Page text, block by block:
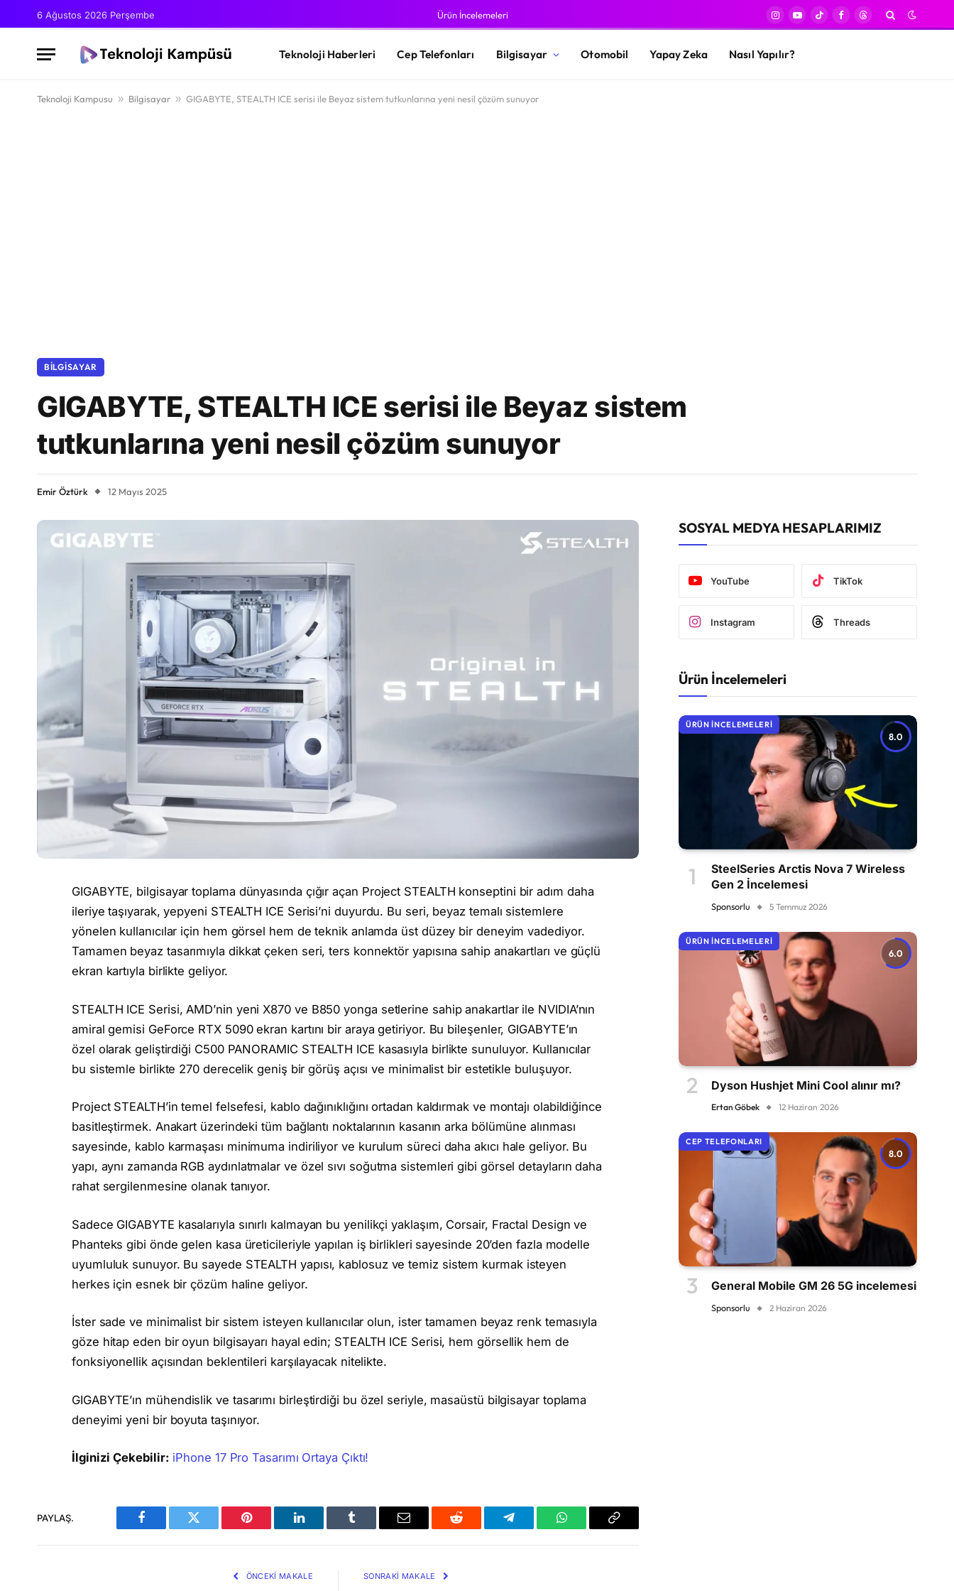
6 Ağustos 2026 Perşembe Ürün İncelemeleri
Instagram
YouTube
TikTokFacebook
Threads
Teknoloji Haberleri Cep Telefonları Bilgisayar Otomobil Yapay Zeka Nasıl Yapılır?
Teknoloji Kampusu » Bilgisayar » GIGABYTE, STEALTH ICE serisi ile Beyaz sistem tutkunlarına yeni nesil çözüm sunuyor
BILGISAYAR
GIGABYTE, STEALTH ICE serisi ile Beyaz sistem
tutkunlarına yeni nesil çözüm sunuyor
Emir Öztürk 12 Mayıs 2025
GIGABYTE, bilgisayar toplama dünyasında çığır açan Project STEALTH konseptini bir adım daha
ileriye taşıyarak, yepyeni STEALTH ICE Serisi’ni duyurdu. Bu seri, beyaz temalı sistemlere
yönelen kullanıcılar için hem görsel hem de teknik anlamda üst düzey bir deneyim vadediyor.
Tamamen beyaz tasarımıyla dikkat çeken seri, ters konnektör yapısına sahip anakartları ve güçlü
ekran kartıyla birlikte geliyor.
STEALTH ICE Serisi, AMD’nin yeni X870 ve B850 yonga setlerine sahip anakartlar ile NVIDIA’nın
amiral gemisi GeForce RTX 5090 ekran kartını bir araya getiriyor. Bu bileşenler, GIGABYTE’ın
özel olarak geliştirdiği C500 PANORAMIC STEALTH ICE kasasıyla birlikte sunuluyor. Kullanıcılar
bu sistemle birlikte 270 derecelik geniş bir görüş açısı ve minimalist bir estetikle buluşuyor.
Project STEALTH’in temel felsefesi, kablo dağınıklığını ortadan kaldırmak ve montajı olabildiğince
basitleştirmek. Anakart üzerindeki tüm bağlantı noktalarının kasanın arka bölümüne alınması
sayesinde, kablo karmaşası minimuma indiriliyor ve kurulum süreci daha akıcı hale geliyor. Bu
yapı, aynı zamanda RGB aydınlatmalar ve özel sıvı soğutma sistemleri gibi görsel detayların daha
rahat sergilenmesine olanak tanıyor.
Sadece GIGABYTE kasalarıyla sınırlı kalmayan bu yenilikçi yaklaşım, Corsair, Fractal Design ve
Phanteks gibi önde gelen kasa üreticileriyle yapılan iş birlikleri sayesinde 20’den fazla modelle
uyumluluk sunuyor. Bu sayede STEALTH yapısı, kablosuz ve temiz sistem kurmak isteyen
herkes için esnek bir çözüm haline geliyor.
İster sade ve minimalist bir sistem isteyen kullanıcılar olun, ister tamamen beyaz renk temasıyla
göze hitap eden bir oyun bilgisayarı hayal edin; STEALTH ICE Serisi, hem görsellik hem de
fonksiyonellik açısından beklentileri karşılayacak nitelikte.
GIGABYTE’ın mühendislik ve tasarımı birleştirdiği bu özel seriyle, masaüstü bilgisayar toplama
deneyimi yeni bir boyuta taşınıyor.
İlginizi Çekebilir: iPhone 17 Pro Tasarımı Ortaya Çıktı!
PAYLAŞ.
Facebook Twitter Pinterest LinkedIn Tumblr Email Reddit Telegram WhatsAppBağlantıyı
ÖNCEKI MAKALE SONRAKI MAKALE
SOSYAL MEDYA HESAPLARIMIZ
YouTube TikTok
Instagram Threads
Ürün İncelemeleri
8.0
ÜRÜN İNCELEMELERI
SteelSeries Arctis Nova 7 Wireless
Gen 2 İncelemesi
Sponsorlu 5 Temmuz 2026
6.0
ÜRÜN İNCELEMELERI
Dyson Hushjet Mini Cool alınır mı?
Ertan Göbek 12 Haziran 2026
8.0
CEP TELEFONLARI
General Mobile GM 26 5G incelemesi
Sponsorlu 2 Haziran 2026